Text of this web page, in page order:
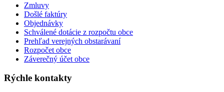
Zmluvy
Došlé faktúry
Objednávky
Schválené dotácie z rozpočtu obce
Prehľad verejných obstarávaní
Rozpočet obce
Záverečný účet obce
Rýchle kontakty